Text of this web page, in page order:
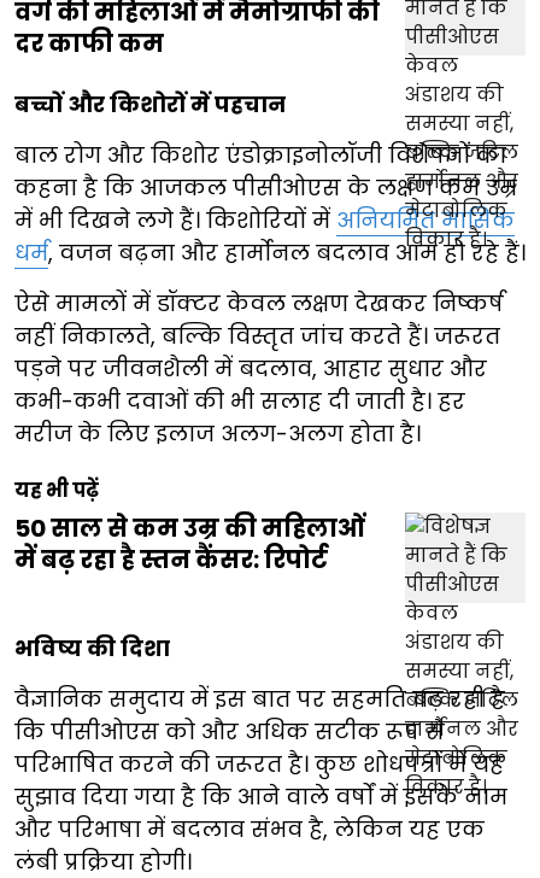
वर्ग की महिलाओं में मैमोग्राफी की
दर काफी कम
बच्चों और किशोरों में पहचान
बाल रोग और किशोर एंडोक्राइनोलॉजी विशेषज्ञों का
कहना है कि आजकल पीसीओएस के लक्षण कम उम्र
में भी दिखने लगे हैं। किशोरियों में अनियमित मासिक
धर्म, वजन बढ़ना और हार्मोनल बदलाव आम हो रहे हैं।
ऐसे मामलों में डॉक्टर केवल लक्षण देखकर निष्कर्ष
नहीं निकालते, बल्कि विस्तृत जांच करते हैं। जरूरत
पड़ने पर जीवनशैली में बदलाव, आहार सुधार और
कभी-कभी दवाओं की भी सलाह दी जाती है। हर
मरीज के लिए इलाज अलग-अलग होता है।
यह भी पढ़ें
50 साल से कम उम्र की महिलाओं
में बढ़ रहा है स्तन कैंसर: रिपोर्ट
भविष्य की दिशा
वैज्ञानिक समुदाय में इस बात पर सहमति बढ़ रही है
कि पीसीओएस को और अधिक सटीक रूप से
परिभाषित करने की जरूरत है। कुछ शोधपत्रों में यह
सुझाव दिया गया है कि आने वाले वर्षों में इसके नाम
और परिभाषा में बदलाव संभव है, लेकिन यह एक
लंबी प्रक्रिया होगी।